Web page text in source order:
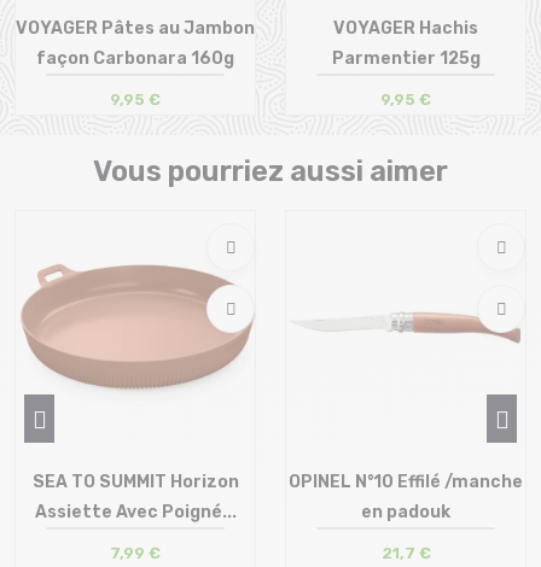
Taille en stock
VOYAGER Pâtes au Jambon
façon Carbonara 160g
9,95 €
Taille en stock
VOYAGER Hachis
Parmentier 125g
9,95 €
Vous pourriez aussi aimer
Taille en stock
SEA TO SUMMIT Horizon
Assiette Avec Poigné...
7,99 €
Taille en stock
OPINEL N°10 Effilé /manche
en padouk
21,7 €